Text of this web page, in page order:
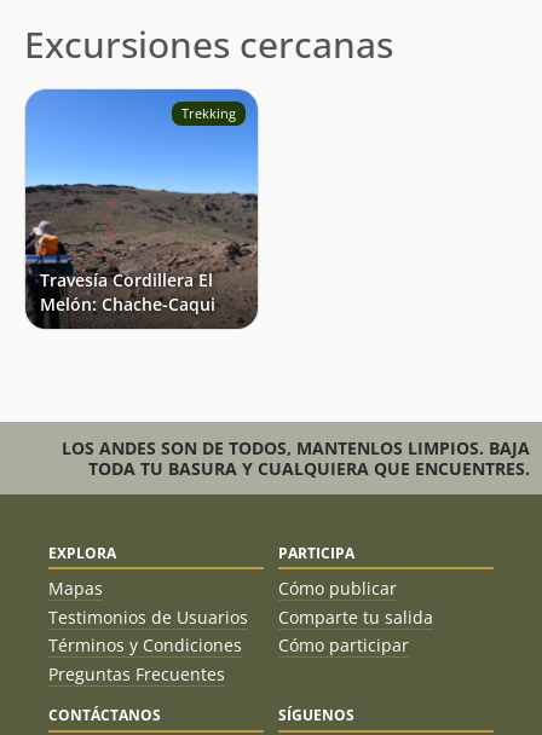
Excursiones cercanas
Trekking
Travesía Cordillera El
Melón: Chache-Caqui
LOS ANDES SON DE TODOS, MANTENLOS LIMPIOS. BAJA
TODA TU BASURA Y CUALQUIERA QUE ENCUENTRES.
EXPLORA
Mapas
Testimonios de Usuarios
Términos y Condiciones
Preguntas Frecuentes
PARTICIPA
Cómo publicar
Comparte tu salida
Cómo participar
CONTÁCTANOS SÍGUENOS